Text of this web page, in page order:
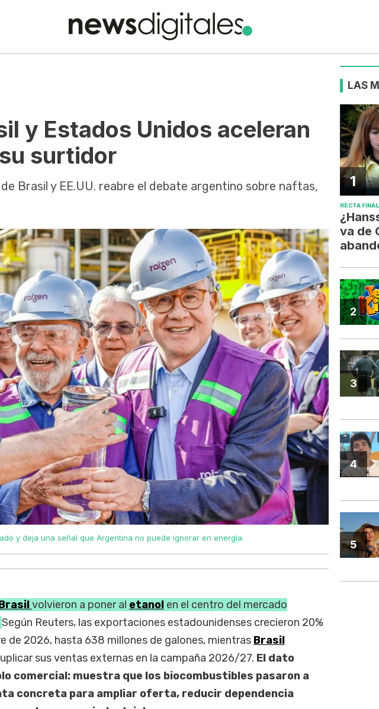
y Estados Unidos aceleran
surtidor
Brasil y EE.UU. reabre el debate argentino sobre naftas,
y deja una señal que Argentina no puede ignorar en energía.
volvieron a poner al etanolen el centro del mercado
Según Reuters, las exportaciones estadounidenses crecieron 20%
de 2026, hasta 638 millones de galones, mientras Brasil
sus ventas externas en la campaña 2026/27. El dato
comercial: muestra que los biocombustibles pasaron a
concreta para ampliar oferta, reducir dependencia
LAS
1
RECTA FINAL
va de
2
3
4
5